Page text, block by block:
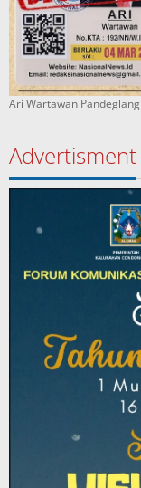
Ari Wartawan Pandeglang
Advertisment